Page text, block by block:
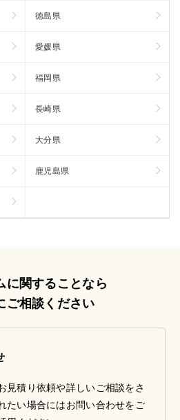
徳島県
愛媛県
福岡県
長崎県
大分県
鹿児島県
に関することなら
ご相談ください
見積り依頼や詳しいご相談をさ
たい場合にはお問い合わせをご